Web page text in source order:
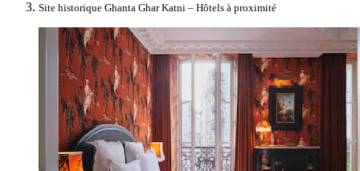
Site historique Ghanta Ghar Katni – Hôtels à proximité